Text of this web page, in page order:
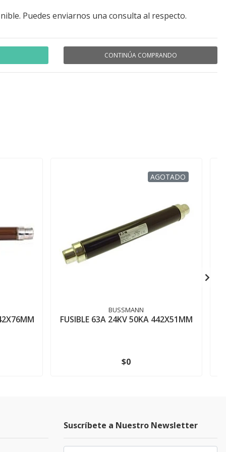
Puedes enviarnos una consulta al respecto.
CONTINÚA COMPRANDO
AGOTADO
BUSSMANN
FUSIBLE 63A 24KV 50KA 442X51MM
$0
Suscríbete a Nuestro Newsletter